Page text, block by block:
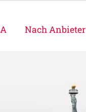
Nach Anbieter